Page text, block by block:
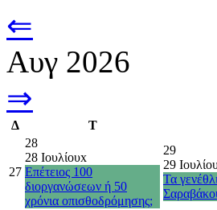
⇐
Αυγ 2026
⇒
Δ Τ
27
28
28 Ιουλίουx
Επέτειος 100
διοργανώσεων ή 50
χρόνια οπισθοδρόμησης;
29
29
Τα